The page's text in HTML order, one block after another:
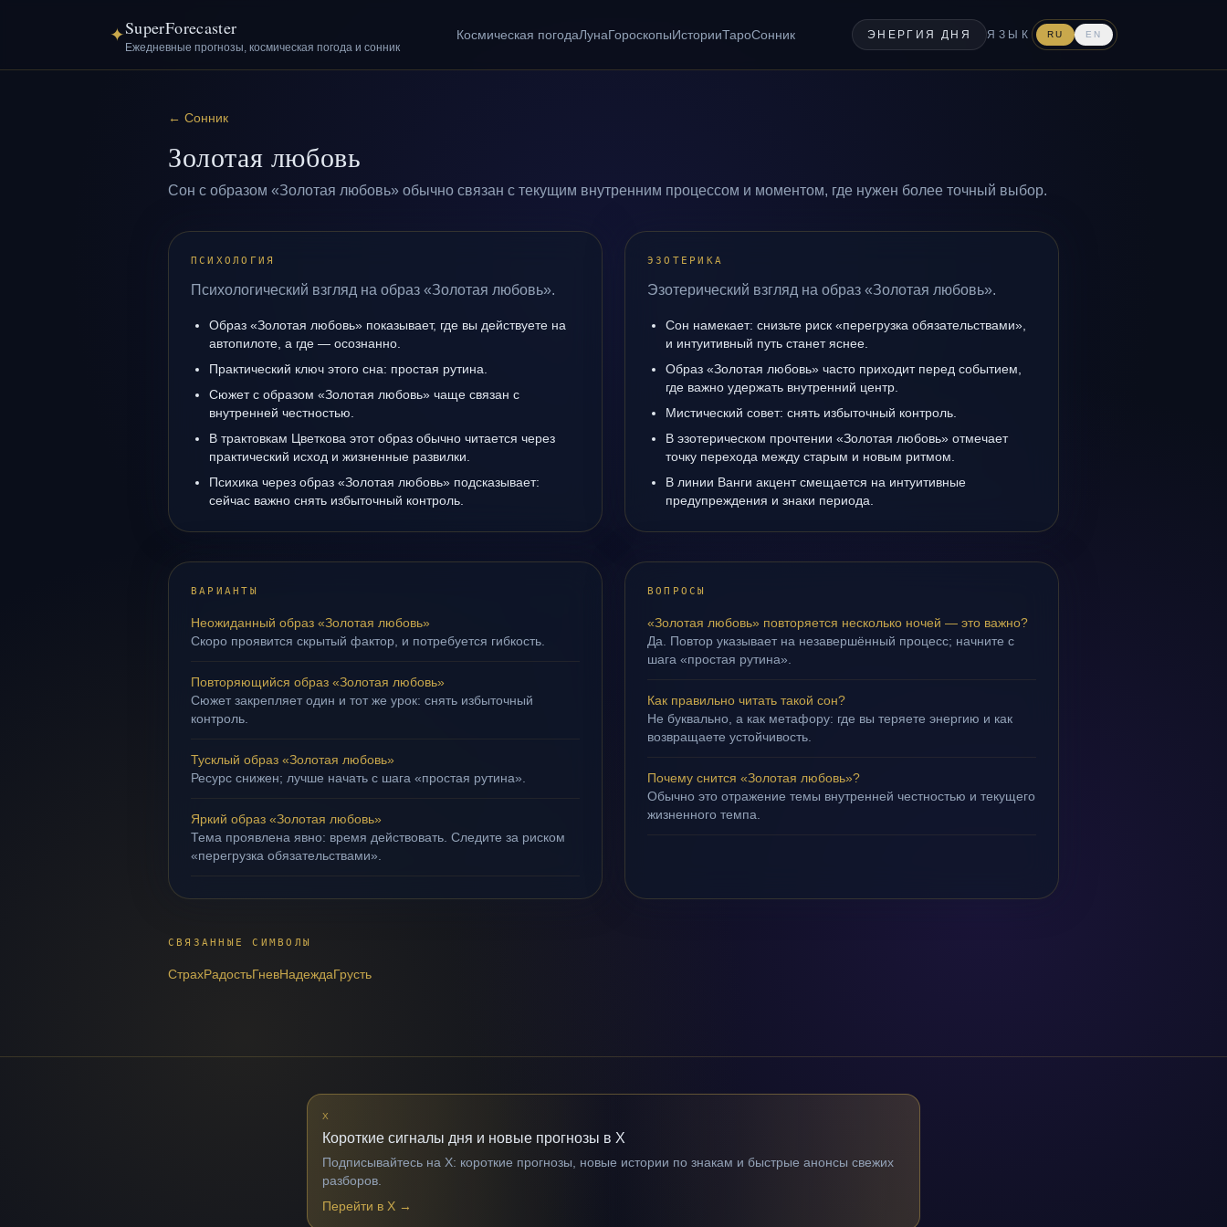
✦SuperForecaster
Ежедневные прогнозы, космическая погода и сонник
Космическая погодаЛунаГороскопыИсторииТароСонник ЭНЕРГИЯ ДНЯ ЯЗЫК RU EN
← Сонник
Золотая любовь
Сон с образом «Золотая любовь» обычно связан с текущим внутренним процессом и моментом, где нужен более точный выбор.
ПСИХОЛОГИЯ
Психологический взгляд на образ «Золотая любовь».
Образ «Золотая любовь» показывает, где вы действуете на
автопилоте, а где — осознанно.
Практический ключ этого сна: простая рутина.
Сюжет с образом «Золотая любовь» чаще связан с
внутренней честностью.
В трактовкам Цветкова этот образ обычно читается через
практический исход и жизненные развилки.
Психика через образ «Золотая любовь» подсказывает:
сейчас важно снять избыточный контроль.
ЭЗОТЕРИКА
Эзотерический взгляд на образ «Золотая любовь».
Сон намекает: снизьте риск «перегрузка обязательствами»,
и интуитивный путь станет яснее.
Образ «Золотая любовь» часто приходит перед событием,
где важно удержать внутренний центр.
Мистический совет: снять избыточный контроль.
В эзотерическом прочтении «Золотая любовь» отмечает
точку перехода между старым и новым ритмом.
В линии Ванги акцент смещается на интуитивные
предупреждения и знаки периода.
ВАРИАНТЫ
Неожиданный образ «Золотая любовь»
Скоро проявится скрытый фактор, и потребуется гибкость.
Повторяющийся образ «Золотая любовь»
Сюжет закрепляет один и тот же урок: снять избыточный
контроль.
Тусклый образ «Золотая любовь»
Ресурс снижен; лучше начать с шага «простая рутина».
Яркий образ «Золотая любовь»
Тема проявлена явно: время действовать. Следите за риском
«перегрузка обязательствами».
ВОПРОСЫ
«Золотая любовь» повторяется несколько ночей — это важно?
Да. Повтор указывает на незавершённый процесс; начните с
шага «простая рутина».
Как правильно читать такой сон?
Не буквально, а как метафору: где вы теряете энергию и как
возвращаете устойчивость.
Почему снится «Золотая любовь»?
Обычно это отражение темы внутренней честностью и текущего
жизненного темпа.
СВЯЗАННЫЕ СИМВОЛЫ
СтрахРадостьГневНадеждаГрусть
X
Короткие сигналы дня и новые прогнозы в X
Подписывайтесь на X: короткие прогнозы, новые истории по знакам и быстрые анонсы свежих
разборов.
Перейти в X →